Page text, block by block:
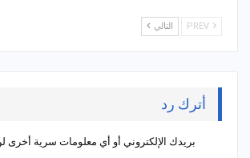
التالي
أترك رد
بريدك الإلكتروني أو أي معلومات سرية أخرى